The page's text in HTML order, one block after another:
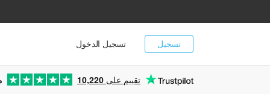
تسجيل تسجيل الدخول
10,220 تقييم على